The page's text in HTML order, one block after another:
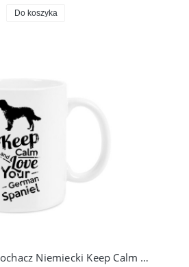
Do koszyka
Kubek z psem Płochacz Niemiecki Keep Calm Retro 330 ml